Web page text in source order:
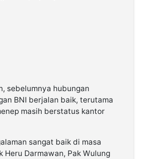
sebelumnya hubungan
BNI berjalan baik, terutama
masih berstatus kantor
sangat baik di masa
Heru Darmawan, Pak Wulung